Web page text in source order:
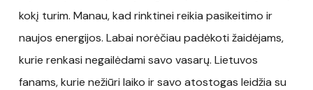
kokį turim. Manau, kad rinktinei reikia pasikeitimo ir
naujos energijos. Labai norėčiau padėkoti žaidėjams,
kurie renkasi negailėdami savo vasarų. Lietuvos
fanams, kurie nežiūri laiko ir savo atostogas leidžia su